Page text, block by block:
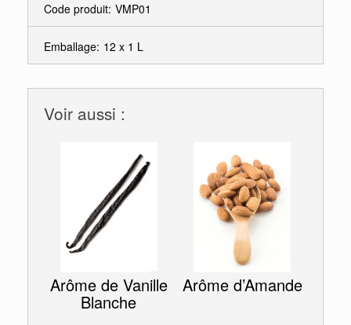
Code produit: VMP01
Emballage: 12 x 1 L
Voir aussi :
Arôme de Vanille
Blanche
Arôme d’Amande